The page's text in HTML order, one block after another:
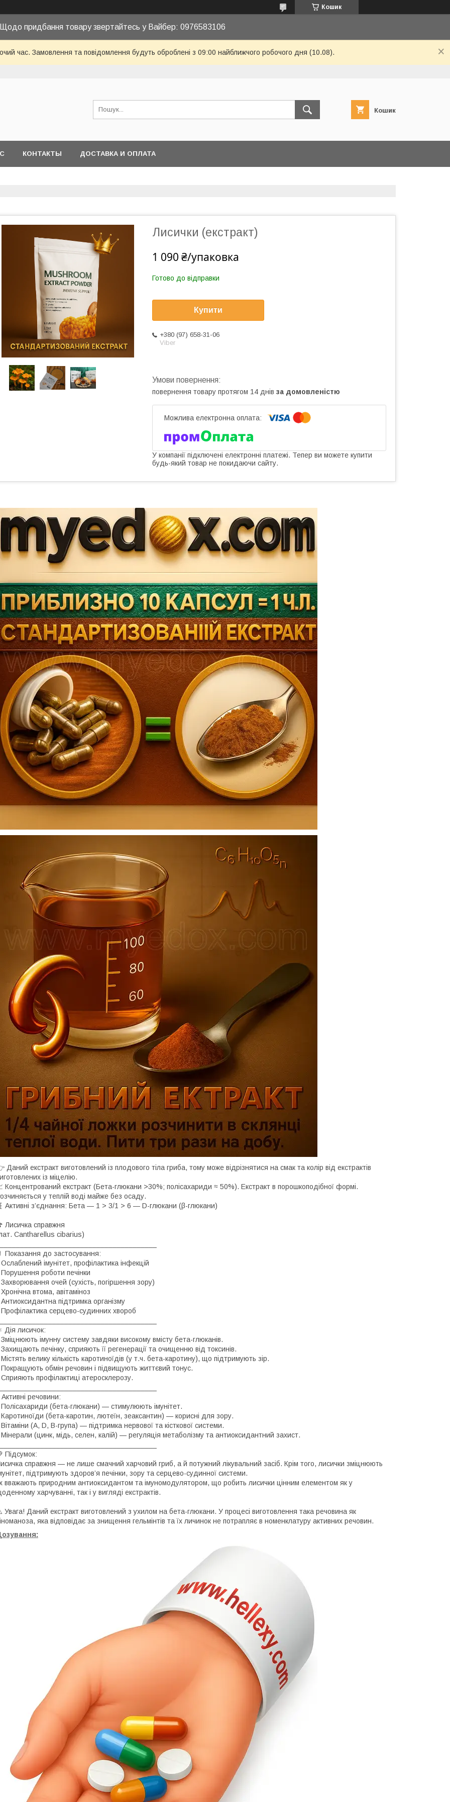
Кошик
Щодо придбання товару звертайтесь у Вайбер: 0976583106
час. Замовлення та повідомлення будуть оброблені з 09:00 найближчого робочого дня (10.08).
Кошик
КОНТАКТЫ ДОСТАВКА И ОПЛАТА
Лисички (екстракт)
1 090 ₴/упаковка
Готово до відправки
Купити
+380 (97) 658-31-06
Viber
повернення товару протягом 14 днів за домовленістю
У компанії підключені електронні платежі. Тепер ви можете купити
будь-який товар не покидаючи сайту.
Даний екстракт виготовлений із плодового тіла гриба, тому може відрізнятися на смак та колір від екстрактів
із міцелію.
Концентрований екстракт (Бета-глюкани >30%; полісахариди ≈ 50%). Екстракт в порошкоподібної формі.
у теплій воді майже без осаду.
Активні з’єднання: Бета ― 1 > 3/1 > 6 ― D-глюкани (β-глюкани)
Лисичка справжня
Cantharellus cibarius)
Показання до застосування:
Ослаблений імунітет, профілактика інфекцій
Порушення роботи печінки
Захворювання очей (сухість, погіршення зору)
Хронічна втома, авітаміноз
Антиоксидантна підтримка організму
Профілактика серцево-судинних хвороб
Дія лисичок:
Зміцнюють імунну систему завдяки високому вмісту бета-глюканів.
Захищають печінку, сприяють її регенерації та очищенню від токсинів.
Містять велику кількість каротиноїдів (у т.ч. бета-каротину), що підтримують зір.
Покращують обмін речовин і підвищують життєвий тонус.
Сприяють профілактиці атеросклерозу.
Активні речовини:
Полісахариди (бета-глюкани) — стимулюють імунітет.
Каротиноїди (бета-каротин, лютеїн, зеаксантин) — корисні для зору.
Вітаміни (A, D, B-група) — підтримка нервової та кісткової системи.
Мінерали (цинк, мідь, селен, калій) — регуляція метаболізму та антиоксидантний захист.
Підсумок:
справжня — не лише смачний харчовий гриб, а й потужний лікувальний засіб. Крім того, лисички зміцнюють
підтримують здоров’я печінки, зору та серцево-судинної системи.
вважають природним антиоксидантом та імуномодулятором, що робить лисички цінним елементом як у
харчуванні, так і у вигляді екстрактів.
Увага! Даний екстракт виготовлений з ухилом на бета-глюкани. У процесі виготовлення така речовина як
яка відповідає за знищення гельмінтів та їх личинок не потрапляє в номенклатуру активних речовин.